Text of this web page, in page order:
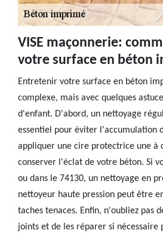
VISE maçonnerie:
votre surface en béton
Entretenir votre surface en béton
complexe, mais avec quelques
d'enfant. D'abord, un nettoyage
essentiel pour éviter l'accumulation
appliquer une cire protectrice une à
conserver l'éclat de votre béton. Si
ou dans le 74130, un nettoyage en
nettoyeur haute pression peut être
taches tenaces. Enfin, n'oubliez pas
joints et de les réparer si nécessaire